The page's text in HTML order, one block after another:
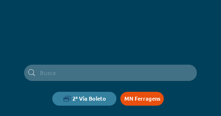
2ª Via Boleto MN Ferragens